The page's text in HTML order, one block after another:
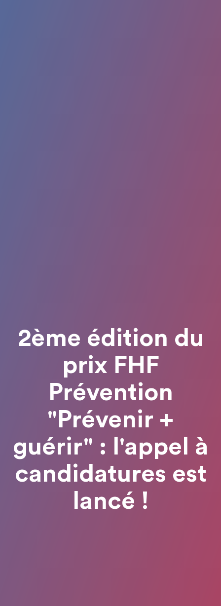
2ème édition du
prix FHF
Prévention
"Prévenir +
guérir" : l'appel à
candidatures est
lancé !